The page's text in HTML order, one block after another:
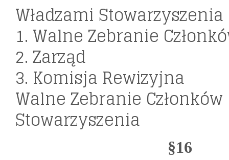
Władzami Stowarzyszenia
1. Walne Zebranie
2. Zarząd
3. Komisja Rewizyjna
Walne Zebranie Członków
Stowarzyszenia
§16